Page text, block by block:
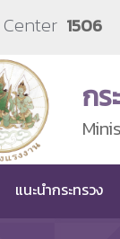
Center 1506
กร
แนะนำกระทรวง